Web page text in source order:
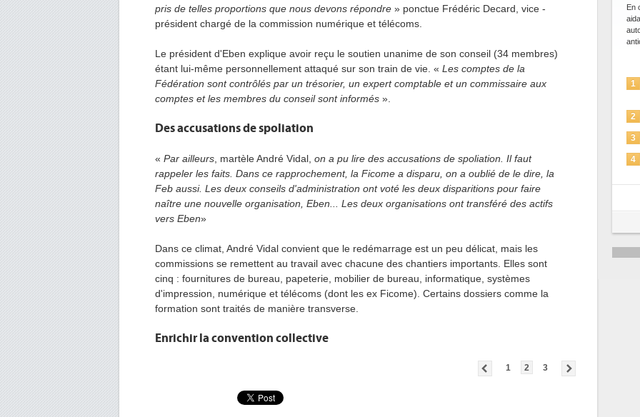
pris de telles proportions que nous devons répondre » ponctue Frédéric Decard, vice -
président chargé de la commission numérique et télécoms.
Le président d'Eben explique avoir reçu le soutien unanime de son conseil (34 membres)
étant lui-même personnellement attaqué sur son train de vie. « Les comptes de la
Fédération sont contrôlés par un trésorier, un expert comptable et un commissaire aux
comptes et les membres du conseil sont informés ».
Des accusations de spoliation
« Par ailleurs , martèle André Vidal, on a pu lire des accusations de spoliation. Il faut
rappeler les faits. Dans ce rapprochement, la Ficome a disparu, on a oublié de le dire, la
Feb aussi. Les deux conseils d'administration ont voté les deux disparitions pour faire
naître une nouvelle organisation, Eben... Les deux organisations ont transféré des actifs
vers Eben»
Dans ce climat, André Vidal convient que le redémarrage est un peu délicat, mais les
commissions se remettent au travail avec chacune des chantiers importants. Elles sont
cinq : fournitures de bureau, papeterie, mobilier de bureau, informatique, systèmes
d'impression, numérique et télécoms (dont les ex Ficome). Certains dossiers comme la
formation sont traités de manière transverse.
Enrichir la convention collective
1 2 3
En cybersécurité, l'IA joue un double rôle : le gentil en
automatiser les processus de sécurité, à simuler et
1
L'IA, déjà bien présente dans les
4
IA et conformité : un défi crucial
pour les entreprises
5
Une IA de confiance pour une IA
plus sûre ?